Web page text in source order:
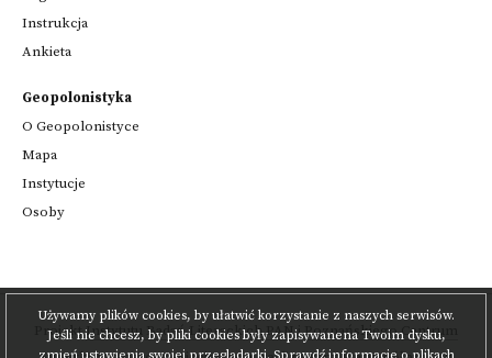
Używamy plików cookies, by ułatwić korzystanie z naszych serwisów.
Jeśli nie chcesz, by pliki cookies były zapisywanena Twoim dysku,
Instrukcja
Ankieta
Geopolonistyka
O Geopolonistyce
Mapa
Instytucje
Osoby
ProjektInstytutu Badań Literackich PANiPoznańskiego Centrum